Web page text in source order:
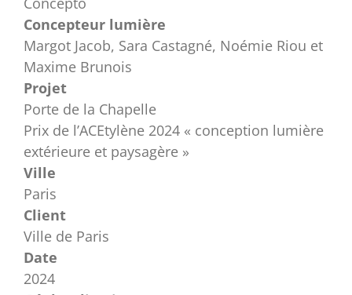
Concepteur lumière
Margot Jacob, Sara Castagné, Noémie Riou et
Maxime Brunois
Projet
Porte de la Chapelle
Prix de l’ACEtylène 2024 « conception lumière
extérieure et paysagère »
Ville
Paris
Client
Ville de Paris
Date
2024